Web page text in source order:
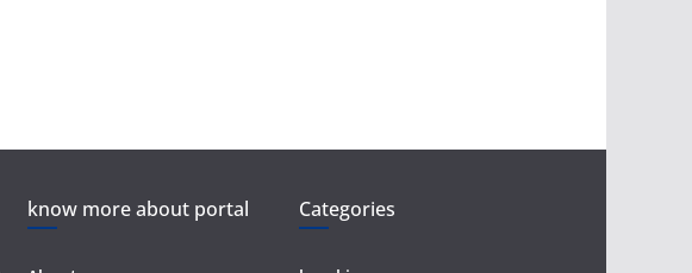
know more about portal Categories